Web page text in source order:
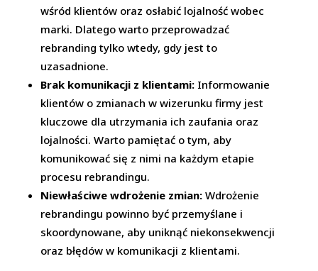
wśród klientów oraz osłabić lojalność wobec
marki. Dlatego warto przeprowadzać
rebranding tylko wtedy, gdy jest to
uzasadnione.
Brak komunikacji z klientami: Informowanie
klientów o zmianach w wizerunku firmy jest
kluczowe dla utrzymania ich zaufania oraz
lojalności. Warto pamiętać o tym, aby
komunikować się z nimi na każdym etapie
procesu rebrandingu.
Niewłaściwe wdrożenie zmian: Wdrożenie
rebrandingu powinno być przemyślane i
skoordynowane, aby uniknąć niekonsekwencji
oraz błędów w komunikacji z klientami.